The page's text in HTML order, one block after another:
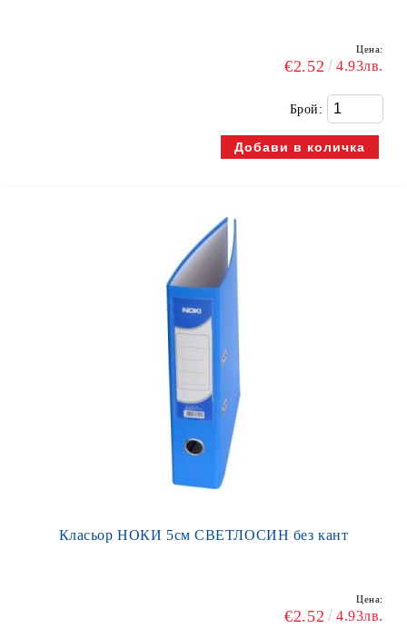
Цена:
€2.52 4.93лв.
Брой:
Класьор НОКИ 5см СВЕТЛОСИН без кант
Цена:
€2.52 4.93лв.